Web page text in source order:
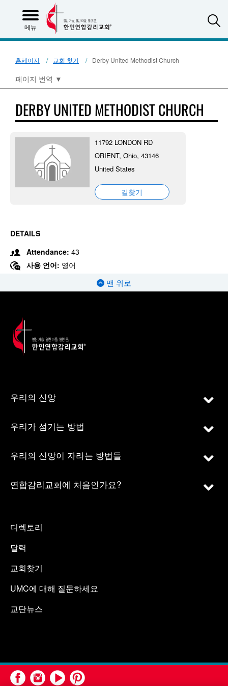
메뉴
홈페이지 교회 찾기 Derby United Methodist Church
페이지 번역 ▼
DERBY UNITED METHODIST CHURCH
11792 LONDON RD
ORIENT, Ohio, 43146
United States
길찾기
DETAILS
Attendance: 43
사용 언어: 영어
맨 위로
우리의 신앙
우리가 섬기는 방법
우리의 신앙이 자라는 방법들
연합감리교회에 처음인가요?
디렉토리
달력
교회찾기
UMC에 대해 질문하세요
교단뉴스